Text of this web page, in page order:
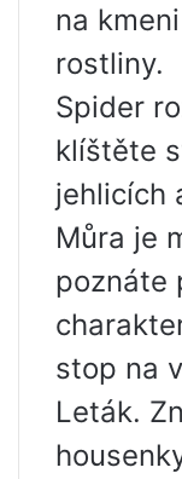
na
rostliny.
Spider
klíštěte
jehlicích
Můra je
poznáte
stop na
Leták.